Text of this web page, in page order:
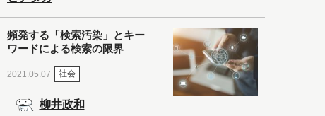
頻発する「検索汚染」とキー
ワードによる検索の限界
2021.05.07 社会
柳井政和